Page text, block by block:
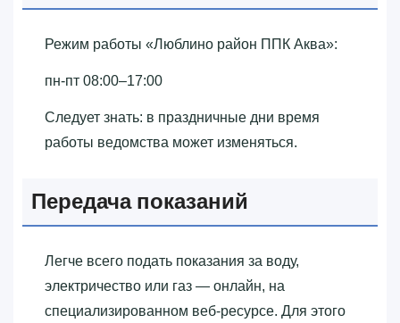
Режим работы «‎Люблино район ППК Аква»‎:
пн-пт 08:00–17:00
Следует знать: в праздничные дни время
работы ведомства может изменяться.
Передача показаний
Легче всего подать показания за воду,
электричество или газ — онлайн, на
специализированном веб-ресурсе. Для этого